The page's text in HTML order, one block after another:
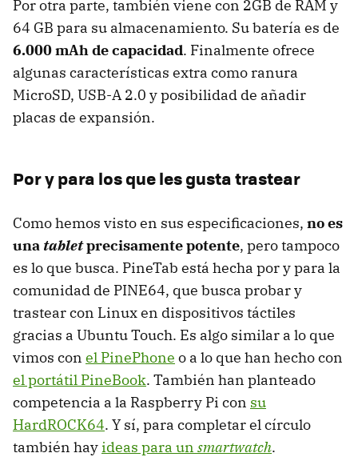
Por otra parte, también viene con 2GB de RAM y
64 GB para su almacenamiento. Su batería es de
6.000 mAh de capacidad. Finalmente ofrece
algunas características extra como ranura
MicroSD, USB-A 2.0 y posibilidad de añadir
placas de expansión.
Por y para los que les gusta trastear
Como hemos visto en sus especificaciones, no es
una tabletprecisamente potente, pero tampoco
es lo que busca. PineTab está hecha por y para la
comunidad de PINE64, que busca probar y
trastear con Linux en dispositivos táctiles
gracias a Ubuntu Touch. Es algo similar a lo que
vimos con el PinePhone o a lo que han hecho con
el portátil PineBook. También han planteado
competencia a la Raspberry Pi con su
HardROCK64. Y sí, para completar el círculo
también hayideas para un smartwatch.